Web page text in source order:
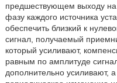
предшествующем выходу
фазу каждого источника
обеспечить близкий к
сигнал, получаемый
который усиливают,
равным по амплитуде
дополнительно усиливают,